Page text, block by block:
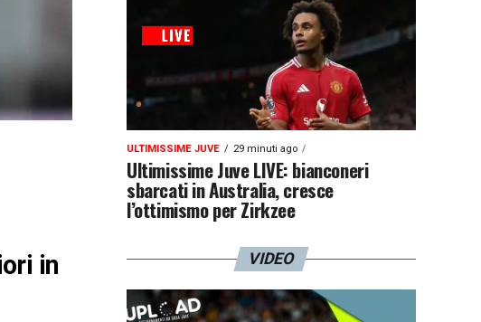
in
ULTIMISSIME JUVE 29 minuti ago
Ultimissime Juve LIVE: bianconeri
sbarcati in Australia, cresce
l’ottimismo per Zirkzee
VIDEO